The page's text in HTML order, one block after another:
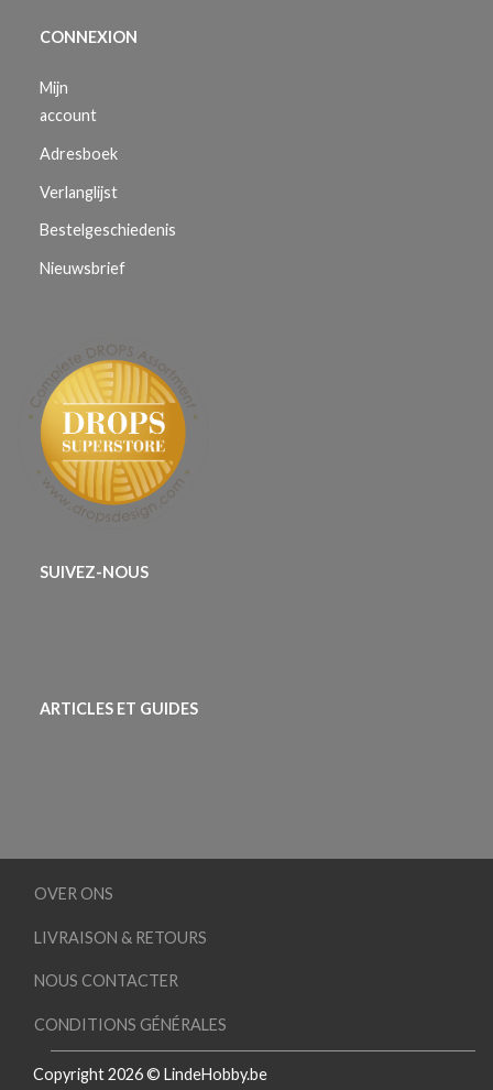
CONNEXION
Mijn
account
Adresboek
Verlanglijst
Bestelgeschiedenis
Nieuwsbrief
SUIVEZ-NOUS
ARTICLES ET GUIDES
OVER ONS
LIVRAISON & RETOURS
NOUS CONTACTER
CONDITIONS GÉNÉRALES
Copyright 2026 © LindeHobby.be